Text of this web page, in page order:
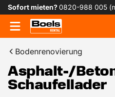
Sofort mieten?0820-988 005
Bodenrenovierung
Asphalt-/
Schaufellader